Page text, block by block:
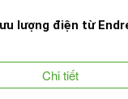
lượng điện từ
Chi tiết